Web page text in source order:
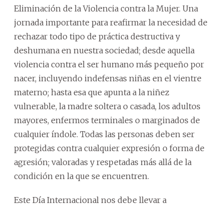
Eliminación de la Violencia contra la Mujer. Una
jornada importante para reafirmar la necesidad de
rechazar todo tipo de práctica destructiva y
deshumana en nuestra sociedad; desde aquella
violencia contra el ser humano más pequeño por
nacer, incluyendo indefensas niñas en el vientre
materno; hasta esa que apunta a la niñez
vulnerable, la madre soltera o casada, los adultos
mayores, enfermos terminales o marginados de
cualquier índole. Todas las personas deben ser
protegidas contra cualquier expresión o forma de
agresión; valoradas y respetadas más allá de la
condición en la que se encuentren.
Este Día Internacional nos debe llevar a